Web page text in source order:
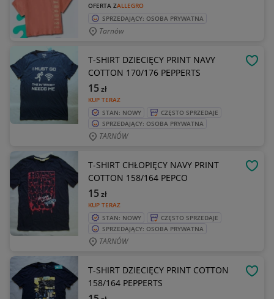
OFERTA ZALLEGRO
SPRZEDAJĄCY: OSOBA PRYWATNA
Tarnów
T-SHIRT DZIECIĘCY PRINT NAVY
COTTON 170/176 PEPPERTS
KUP TERAZ
15zł
STAN: NOWY
CZĘSTO SPRZEDAJE
SPRZEDAJĄCY: OSOBA PRYWATNA
TARNÓW
T-SHIRT CHŁOPIĘCY NAVY PRINT
COTTON 158/164 PEPCO
KUP TERAZ
15zł
STAN: NOWY
CZĘSTO SPRZEDAJE
SPRZEDAJĄCY: OSOBA PRYWATNA
TARNÓW
T-SHIRT DZIECIĘCY PRINT COTTON
158/164 PEPPERTS